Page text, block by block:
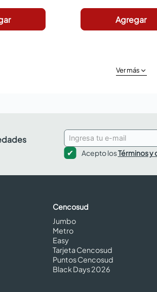
Agregar
Ver más
Acepto losTérminos y
Cencosud
Jumbo
Metro
Easy
Tarjeta Cencosud
Puntos Cencosud
Black Days 2026